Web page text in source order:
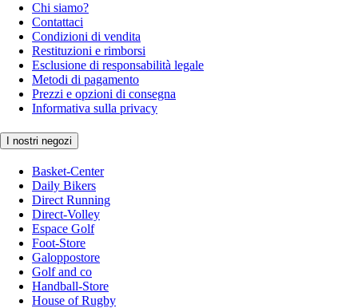
Chi siamo?
Contattaci
Condizioni di vendita
Restituzioni e rimborsi
Esclusione di responsabilità legale
Metodi di pagamento
Prezzi e opzioni di consegna
Informativa sulla privacy
I nostri negozi
Basket-Center
Daily Bikers
Direct Running
Direct-Volley
Espace Golf
Foot-Store
Galoppostore
Golf and co
Handball-Store
House of Rugby